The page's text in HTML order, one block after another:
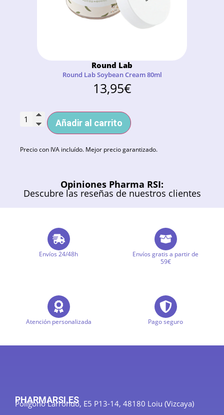
Round Lab
Round Lab Soybean Cream 80ml
13,95€
Añadir al carrito
Precio con IVA incluído. Mejor precio garantizado.
Opiniones Pharma RSI:
Descubre las reseñas de nuestros clientes
Envíos 24/48h
Envíos gratis a partir de
59€
Atención personalizada Pago seguro
PHARMARSI.ES
Polígono Larrondo, E5 P13-14, 48180 Loiu (Vizcaya)